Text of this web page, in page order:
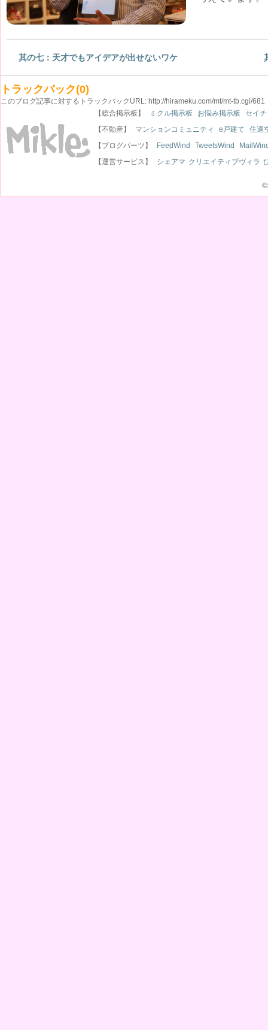
其の七：天才でもアイデアが出せないワケ
トラックバック(0)
このブログ記事に対するトラックバックURL: http://hirameku.com/mt/mt-tb.cgi/681
【総合掲示板】
ミクル掲示板 お悩み掲示板
セイ
【不動産】
マンションコミュニティ e戸建て
住適
【ブログパーツ】
FeedWind TweetsWind
【運営サービス】
シェアマ クリエイティブヴィラ